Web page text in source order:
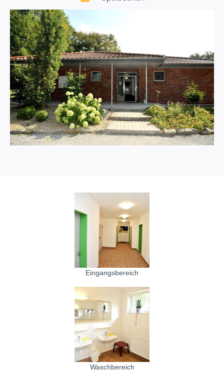
Eingangsbereich
Waschbereich